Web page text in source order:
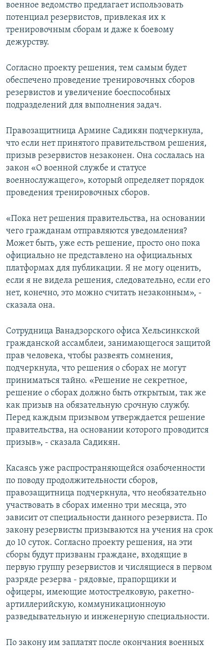
военное ведомство предлагает использовать
потенциал резервистов, привлекая их к
тренировочным сборам и даже к боевому
дежурству.
Согласно проекту решения, тем самым будет
обеспечено проведение тренировочных сборов
резервистов и увеличение боеспособных
подразделений для выполнения задач.
Правозащитница Армине Садикян подчеркнула,
что если нет принятого правительством решения,
призыв резервистов незаконен. Она сослалась на
закон «О военной службе и статусе
военнослужащего», который определяет порядок
проведения тренировочных сборов.
«Пока нет решения правительства, на основании
чего гражданам отправляются уведомления?
Может быть, уже есть решение, просто оно пока
официально не представлено на официальных
платформах для публикации. Я не могу оценить,
если я не видела решения, следовательно, если его
нет, конечно, это можно считать незаконным», -
сказала она.
Сотрудница Ванадзорского офиса Хельсинкской
гражданской ассамблеи, занимающегося защитой
прав человека, чтобы развеять сомнения,
подчеркнула, что решения о сборах не могут
приниматься тайно. «Решение не секретное,
решение о сборах должно быть открытым, так же
как призыв на обязательную срочную службу.
Перед каждым призывом утверждается решение
правительства, на основании которого проводится
призыв», - сказала Садикян.
Касаясь уже распространяющейся озабоченности
по поводу продолжительности сборов,
правозащитница подчеркнула, что необязательно
участвовать в сборах именно три месяца, это
зависит от специальности данного резервиста. По
закону резервисты призываются на учения на срок
до 10 суток. Согласно проекту решения, на эти
сборы будут призваны граждане, входящие в
первую группу резервистов и числящиеся в первом
разряде резерва - рядовые, прапорщики и
офицеры, имеющие мотострелковую, ракетно-
артиллерийскую, коммуникационноую
разведывательную и инженерную специальности.
По закону им заплатят после окончания военных